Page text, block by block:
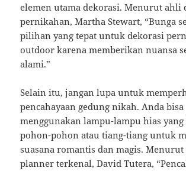
elemen utama dekorasi. Menurut ahli
pernikahan, Martha Stewart, “Bunga
pilihan yang tepat untuk dekorasi
outdoor karena memberikan nuansa
alami.”
Selain itu, jangan lupa untuk
pencahayaan gedung nikah. Anda bisa
menggunakan lampu-lampu hias yang
pohon-pohon atau tiang-tiang untuk
suasana romantis dan magis.
planner terkenal, David Tutera,